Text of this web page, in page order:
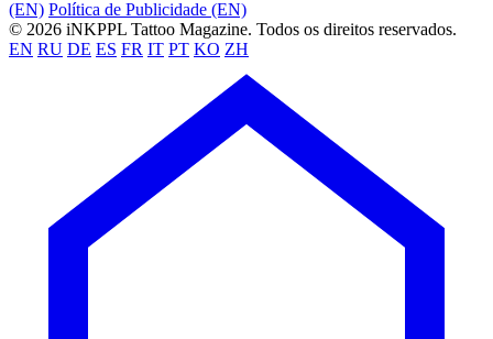
(EN) Política de Publicidade (EN)
© 2026 iNKPPL Tattoo Magazine. Todos os direitos reservados.
EN RU DE ES FR IT PT KO ZH